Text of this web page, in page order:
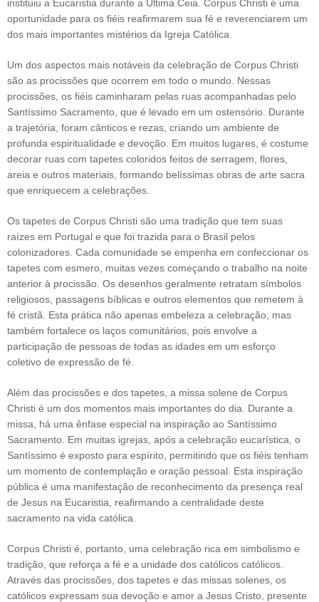
instituiu a Eucaristia durante a Última Ceia. Corpus Christi é uma
oportunidade para os fiéis reafirmarem sua fé e reverenciarem um
dos mais importantes mistérios da Igreja Católica.
Um dos aspectos mais notáveis ​​da celebração de Corpus Christi
são as procissões que ocorrem em todo o mundo. Nessas
procissões, os fiéis caminharam pelas ruas acompanhadas pelo
Santíssimo Sacramento, que é levado em um ostensório. Durante
a trajetória, foram cânticos e rezas, criando um ambiente de
profunda espiritualidade e devoção. Em muitos lugares, é costume
decorar ruas com tapetes coloridos feitos de serragem, flores,
areia e outros materiais, formando belíssimas obras de arte sacra
que enriquecem a celebrações.
Os tapetes de Corpus Christi são uma tradição que tem suas
raízes em Portugal e que foi trazida para o Brasil pelos
colonizadores. Cada comunidade se empenha em confeccionar os
tapetes com esmero, muitas vezes começando o trabalho na noite
anterior à procissão. Os desenhos geralmente retratam símbolos
religiosos, passagens bíblicas e outros elementos que remetem à
fé cristã. Esta prática não apenas embeleza a celebração, mas
também fortalece os laços comunitários, pois envolve a
participação de pessoas de todas as idades em um esforço
coletivo de expressão de fé.
Além das procissões e dos tapetes, a missa solene de Corpus
Christi é um dos momentos mais importantes do dia. Durante a
missa, há uma ênfase especial na inspiração ao Santíssimo
Sacramento. Em muitas igrejas, após a celebração eucarística, o
Santíssimo é exposto para espírito, permitindo que os fiéis tenham
um momento de contemplação e oração pessoal. Esta inspiração
pública é uma manifestação de reconhecimento da presença real
de Jesus na Eucaristia, reafirmando a centralidade deste
sacramento na vida católica.
Corpus Christi é, portanto, uma celebração rica em simbolismo e
tradição, que reforça a fé e a unidade dos católicos católicos.
Através das procissões, dos tapetes e das missas solenes, os
católicos expressam sua devoção e amor a Jesus Cristo, presente